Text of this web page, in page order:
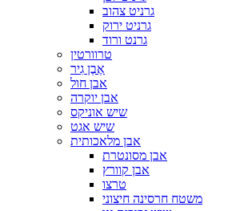
גרניט צהוב
גרניט ירוק
גרנט ורוד
טרוורטין
אֶבֶן גִיר
אבן חול
אבן יוקרה
שיש אוניקס
שיש אגט
אבן מלאכותית
אבן מסונטרת
אבן קוורץ
טרצו
משטח חרסינה חיצוני